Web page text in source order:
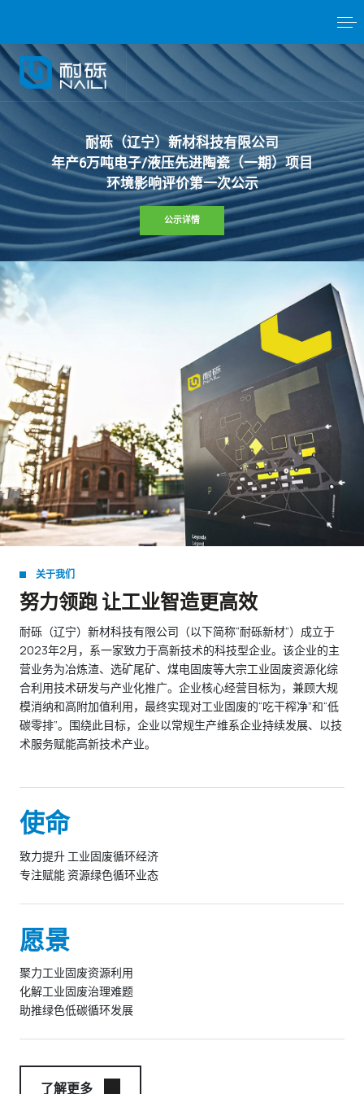
耐砾（辽宁）新材科技有限公司
年产6万吨电子/液压先进陶瓷（一期）项目
环境影响评价第一次公示
公示详情
关于我们
努力领跑 让工业智造更高效
耐砾（辽宁）新材科技有限公司（以下简称“耐砾新材”）成立于
2023年2月，系一家致力于高新技术的科技型企业。该企业的主
营业务为冶炼渣、选矿尾矿、煤电固废等大宗工业固废资源化综
合利用技术研发与产业化推广。企业核心经营目标为，兼顾大规
模消纳和高附加值利用，最终实现对工业固废的“吃干榨净”和“低
碳零排”。围绕此目标，企业以常规生产维系企业持续发展、以技
术服务赋能高新技术产业。
使命
致力提升 工业固废循环经济
专注赋能 资源绿色循环业态
愿景
聚力工业固废资源利用
化解工业固废治理难题
助推绿色低碳循环发展
了解更多